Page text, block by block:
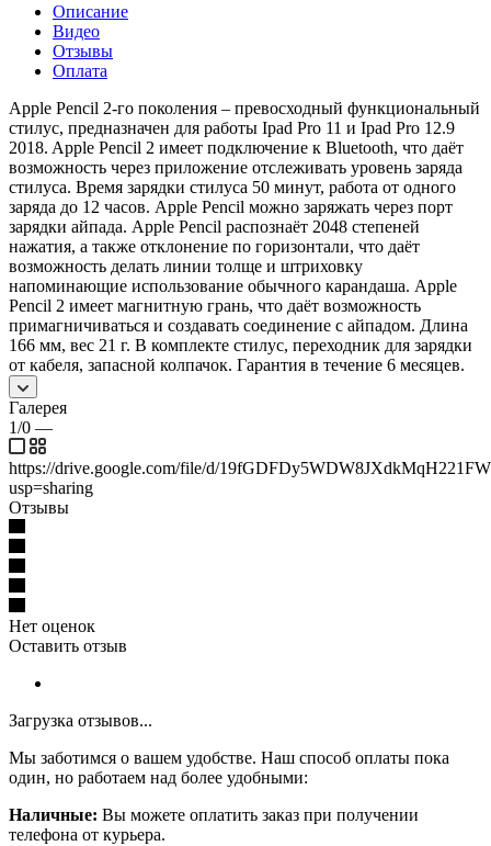
Описание
Видео
Отзывы
Оплата
Apple Pencil 2-го поколения – превосходный функциональный
стилус, предназначен для работы Ipad Pro 11 и Ipad Pro 12.9
2018. Apple Pencil 2 имеет подключение к Bluetooth, что даёт
возможность через приложение отслеживать уровень заряда
стилуса. Время зарядки стилуса 50 минут, работа от одного
заряда до 12 часов. Apple Pencil можно заряжать через порт
зарядки айпада. Apple Pencil распознаёт 2048 степеней
нажатия, а также отклонение по горизонтали, что даёт
возможность делать линии толще и штриховку
напоминающие использование обычного карандаша. Apple
Pencil 2 имеет магнитную грань, что даёт возможность
примагничиваться и создавать соединение с айпадом. Длина
166 мм, вес 21 г. В комплекте стилус, переходник для зарядки
от кабеля, запасной колпачок. Гарантия в течение 6 месяцев.
Галерея
1/0 —
https://drive.google.com/file/d/
usp=sharing
Отзывы
Нет оценок
Оставить отзыв
Загрузка отзывов...
Мы заботимся о вашем удобстве. Наш способ оплаты пока
один, но работаем над более удобными:
Наличные: Вы можете оплатить заказ при получении
телефона от курьера.